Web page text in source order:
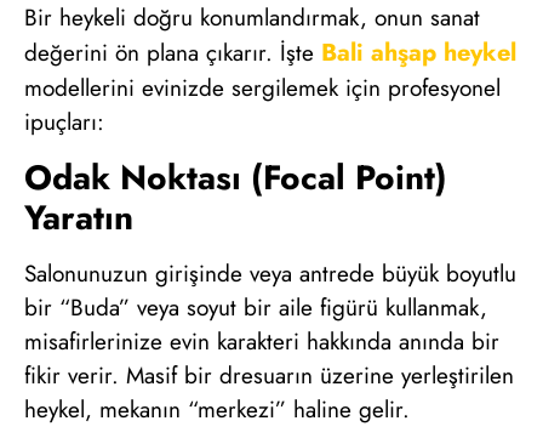
Bir heykeli doğru konumlandırmak, onun sanat
değerini ön plana çıkarır. İşte Bali ahşap heykel
modellerini evinizde sergilemek için profesyonel
ipuçları:
Odak Noktası (Focal Point)
Yaratın
Salonunuzun girişinde veya antrede büyük boyutlu
bir “Buda” veya soyut bir aile figürü kullanmak,
misafirlerinize evin karakteri hakkında anında bir
fikir verir. Masif bir dresuarın üzerine yerleştirilen
heykel, mekanın “merkezi” haline gelir.